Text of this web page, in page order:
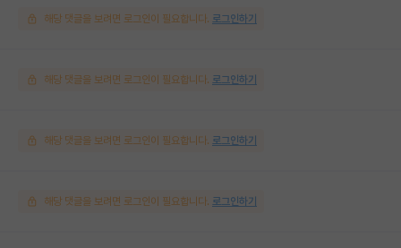
해당 댓글을 보려면 로그인이 필요합니다. 로그인하기
해당 댓글을 보려면 로그인이 필요합니다. 로그인하기
해당 댓글을 보려면 로그인이 필요합니다. 로그인하기
해당 댓글을 보려면 로그인이 필요합니다. 로그인하기